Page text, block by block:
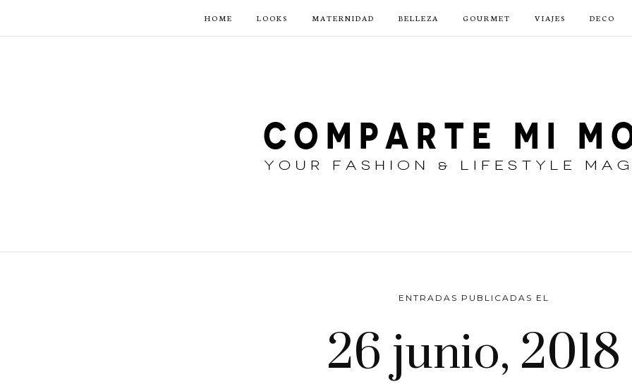
HOME LOOKS MATERNIDAD BELLEZA GOURMET VIAJES DECO
ENTRADAS PUBLICADAS EL
26 junio, 2018